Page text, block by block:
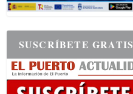
SUSCRÍBETE GRATIS